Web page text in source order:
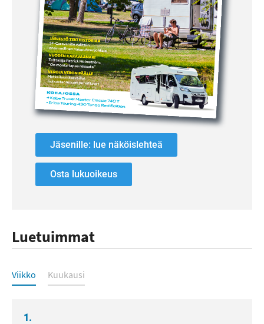
Jäsenille: lue näköislehteä
Osta lukuoikeus
Luetuimmat
Luetuimmat
Viikko Kuukausi
1.